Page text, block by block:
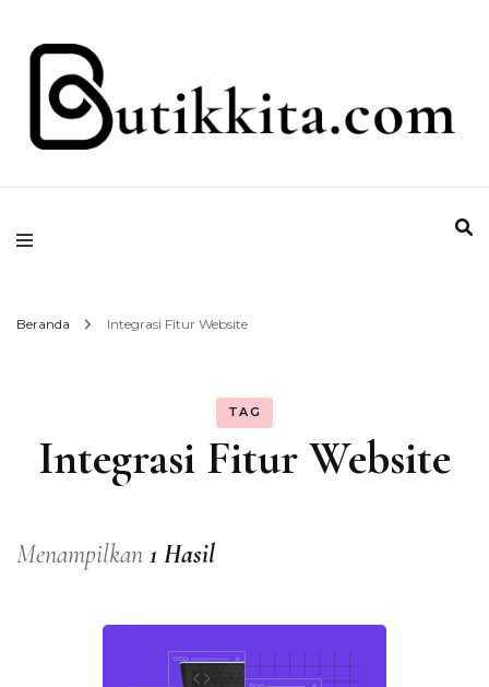
butikkita.com
Beranda Integrasi Fitur Website
TAG
Integrasi Fitur Website
Menampilkan 1 Hasil